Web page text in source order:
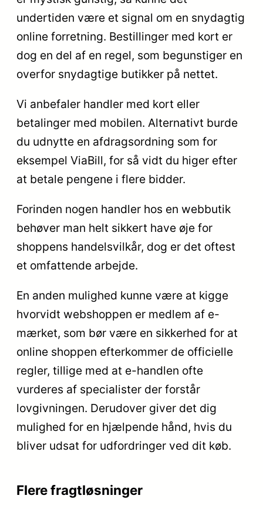
undertiden være et signal om en snydagtig
online forretning. Bestillinger med kort er
dog en del af en regel, som begunstiger en
overfor snydagtige butikker på nettet.
Vi anbefaler handler med kort eller
betalinger med mobilen. Alternativt burde
du udnytte en afdragsordning som for
eksempel ViaBill, for så vidt du higer efter
at betale pengene i flere bidder.
Forinden nogen handler hos en webbutik
behøver man helt sikkert have øje for
shoppens handelsvilkår, dog er det oftest
et omfattende arbejde.
En anden mulighed kunne være at kigge
hvorvidt webshoppen er medlem af e-
mærket, som bør være en sikkerhed for at
online shoppen efterkommer de officielle
regler, tillige med at e-handlen ofte
vurderes af specialister der forstår
lovgivningen. Derudover giver det dig
mulighed for en hjælpende hånd, hvis du
bliver udsat for udfordringer ved dit køb.
Flere fragtløsninger